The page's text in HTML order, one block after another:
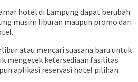
hotel di Lampung dapat berubah
musim liburan maupun promo dari
atau mencari suasana baru untuk
mengecek ketersediaan fasilitas
aplikasi reservasi hotel pilihan.